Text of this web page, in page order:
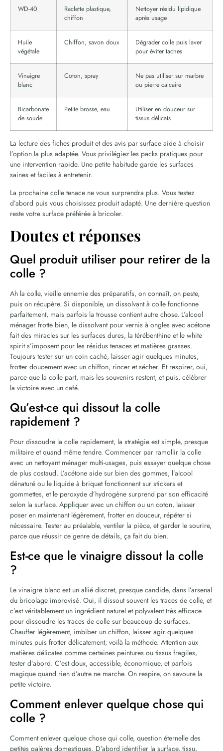
WD-40
Raclette plastique,
chiffon
Nettoyer résidu lipidique
après usage
Huile
végétale
Chiffon, savon doux
Dégrader colle puis laver
pour éviter taches
Vinaigre
blanc
Coton, spray
Ne pas utiliser sur marbre
ou pierre calcaire
Bicarbonate
de soude
Petite brosse, eau
Utiliser en douceur sur
tissus délicats
La lecture des fiches produit et des avis par surface aide à choisir
l’option la plus adaptée. Vous privilégiez les packs pratiques pour
une intervention rapide. Une petite habitude garde les surfaces
saines et faciles à entretenir.
La prochaine colle tenace ne vous surprendra plus. Vous testez
d’abord puis vous choisissez produit adapté. Une dernière question
reste votre surface préférée à bricoler.
Doutes et réponses
Quel produit utiliser pour retirer de la
colle ?
Ah la colle, vieille ennemie des préparatifs, on connaît, on peste,
puis on récupère. Si disponible, un dissolvant à colle fonctionne
parfaitement, mais parfois la trousse contient autre chose. L’alcool
ménager frotte bien, le dissolvant pour vernis à ongles avec acétone
fait des miracles sur les surfaces dures, la térébenthine et le white
spirit s’imposent pour les résidus tenaces et matières grasses.
Toujours tester sur un coin caché, laisser agir quelques minutes,
frotter doucement avec un chiffon, rincer et sécher. Et respirer, oui,
parce que la colle part, mais les souvenirs restent, et puis, célébrer
la victoire avec un café.
Qu’est-ce qui dissout la colle
rapidement ?
Pour dissoudre la colle rapidement, la stratégie est simple, presque
militaire et quand même tendre. Commencer par ramollir la colle
avec un nettoyant ménager multi-usages, puis essayer quelque chose
de plus costaud. L’acétone aide sur bien des gommes, l’alcool
dénaturé ou le liquide à briquet fonctionnent sur stickers et
gommettes, et le peroxyde d’hydrogène surprend par son efficacité
selon la surface. Appliquer avec un chiffon ou un coton, laisser
poser en maintenant légèrement, frotter en douceur, répéter si
nécessaire. Tester au préalable, ventiler la pièce, et garder le sourire,
parce que réussir ce genre de détails, ça fait du bien.
Est-ce que le vinaigre dissout la colle
?
Le vinaigre blanc est un allié discret, presque candide, dans l’arsenal
du bricolage improvisé. Oui, il dissout souvent les traces de colle, et
c’est véritablement un ingrédient naturel et polyvalent très efficace
pour dissoudre les traces de colle sur beaucoup de surfaces.
Chauffer légèrement, imbiber un chiffon, laisser agir quelques
minutes puis frotter délicatement, voilà la méthode. Attention aux
matières délicates comme certaines peintures ou tissus fragiles,
tester d’abord. C’est doux, accessible, économique, et parfois
magique quand rien d’autre ne marche. On respire, on savoure la
petite victoire.
Comment enlever quelque chose qui
colle ?
Comment enlever quelque chose qui colle, question éternelle des
petites galères domestiques. D’abord identifier la surface, tissu,